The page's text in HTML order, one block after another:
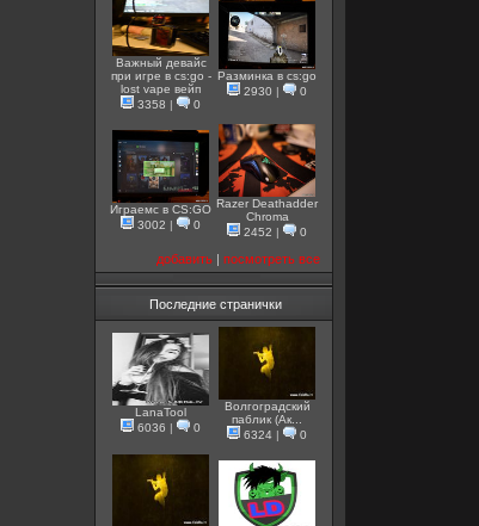
Важный девайс
при игре в cs:go -
lost vape вейп
3358 | 0
Разминка в cs:go
2930 | 0
Играемс в CS:GO
3002 | 0
Razer Deathadder
Chroma
2452 | 0
добавить | посмотреть все
Последние странички
LanaTool
6036 | 0
Волгоградский
паблик (Ак...
6324 | 0